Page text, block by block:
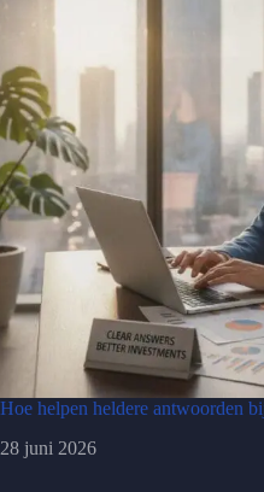
Hoe helpen heldere antwoorden
28 juni 2026